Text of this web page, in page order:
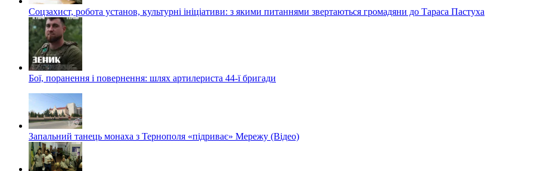
Соцзахист, робота установ, культурні ініціативи: з якими питаннями звертаються громадяни до Тараса Пастуха
Бої, поранення і повернення: шлях артилериста 44-ї бригади
Запальний танець монаха з Тернополя «підриває» Мережу (Відео)